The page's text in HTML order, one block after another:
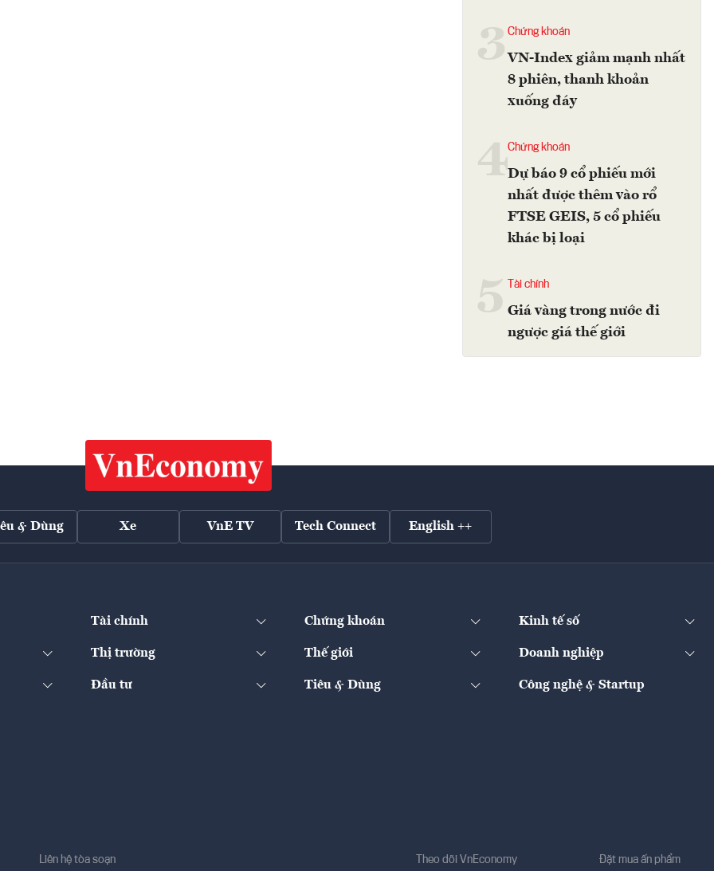
Chứng khoán
VN-Index giảm mạnh nhất
8 phiên, thanh khoản
xuống đáy
4Chứng khoán
Dự báo 9 cổ phiếu mới
nhất được thêm vào rổ
FTSE GEIS, 5 cổ phiếu
khác bị loại
Tài chính
Giá vàng trong nước đi
ngược giá thế giới
& Dùng Xe VnE TV Tech Connect English ++
Tài chính Chứng khoán Kinh tế số
Thị trường Thế giới Doanh nghiệp
Đầu tư Tiêu & Dùng Công nghệ & Startup
Liên hệ tòa soạn Theo dõi VnEconomy Đặt mua ấn phẩm